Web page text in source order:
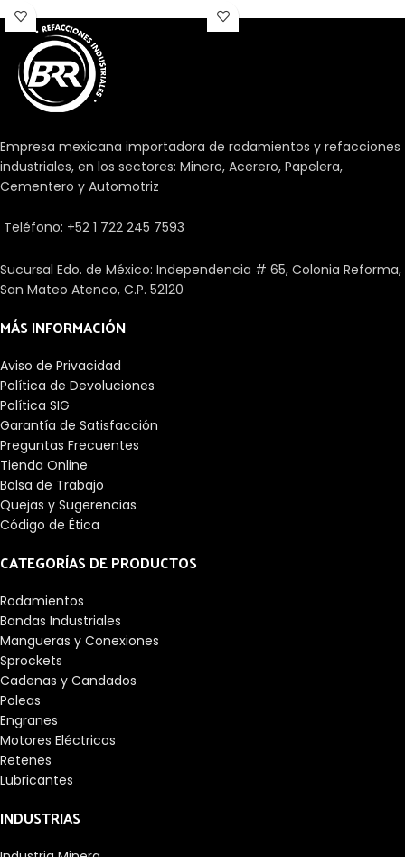
soporte no se puede usar como
camino de rodadura de una
corona de agujas, pero se
requiere una disposición de
rodamientos muy compacta y
económica.
soportar grandes cargas
axiales. Además, son
sólo pueden soportar cargas
axiales en un sentido.
Empresa mexicana importadora de rodamientos y refacciones
industriales, en los sectores: Minero, Acerero, Papelera,
Cementero y Automotriz
Teléfono: +52 1 722 245 7593
Sucursal Edo. de México: Independencia # 65, Colonia Reforma,
San Mateo Atenco, C.P. 52120
MÁS INFORMACIÓN
Aviso de Privacidad
Política de Devoluciones
Política SIG
Garantía de Satisfacción
Preguntas Frecuentes
Tienda Online
Bolsa de Trabajo
Quejas y Sugerencias
Código de Ética
CATEGORÍAS DE PRODUCTOS
Rodamientos
Bandas Industriales
Mangueras y Conexiones
Sprockets
Cadenas y Candados
Poleas
Engranes
Motores Eléctricos
Retenes
Lubricantes
INDUSTRIAS